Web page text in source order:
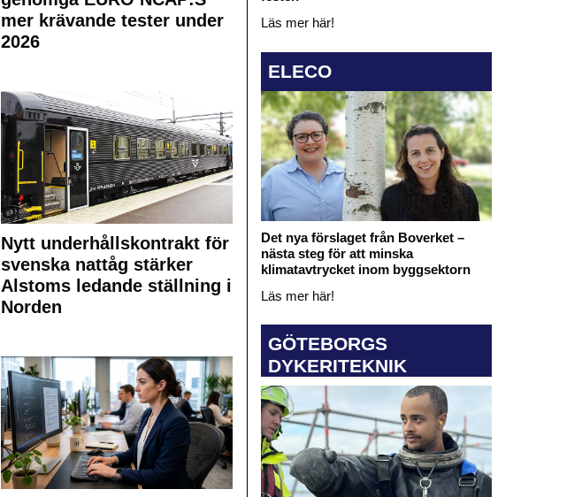
mer krävande tester under
2026
Nytt underhållskontrakt för
svenska nattåg stärker
Alstoms ledande ställning i
Norden
Läs mer här!
ELECO
Det nya förslaget från Boverket –
nästa steg för att minska
klimatavtrycket inom byggsektorn
Läs mer här!
GÖTEBORGS
DYKERITEKNIK